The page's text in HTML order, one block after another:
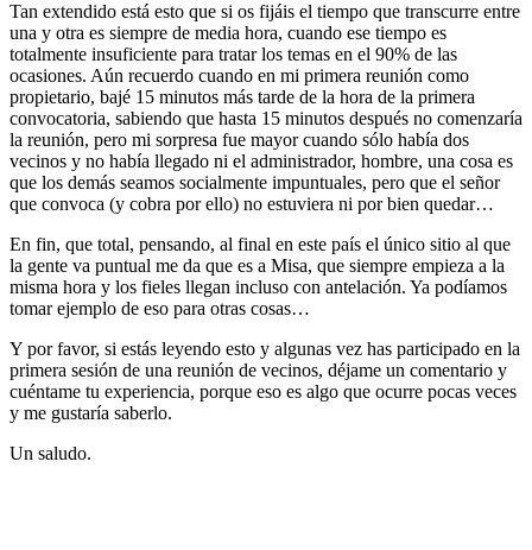
Tan extendido está esto que si os fijáis el tiempo que transcurre entre
una y otra es siempre de media hora, cuando ese tiempo es
totalmente insuficiente para tratar los temas en el 90% de las
ocasiones. Aún recuerdo cuando en mi primera reunión como
propietario, bajé 15 minutos más tarde de la hora de la primera
convocatoria, sabiendo que hasta 15 minutos después no comenzaría
la reunión, pero mi sorpresa fue mayor cuando sólo había dos
vecinos y no había llegado ni el administrador, hombre, una cosa es
que los demás seamos socialmente impuntuales, pero que el señor
que convoca (y cobra por ello) no estuviera ni por bien quedar…
En fin, que total, pensando, al final en este país el único sitio al que
la gente va puntual me da que es a Misa, que siempre empieza a la
misma hora y los fieles llegan incluso con antelación. Ya podíamos
tomar ejemplo de eso para otras cosas…
Y por favor, si estás leyendo esto y algunas vez has participado en la
primera sesión de una reunión de vecinos, déjame un comentario y
cuéntame tu experiencia, porque eso es algo que ocurre pocas veces
y me gustaría saberlo.
Un saludo.